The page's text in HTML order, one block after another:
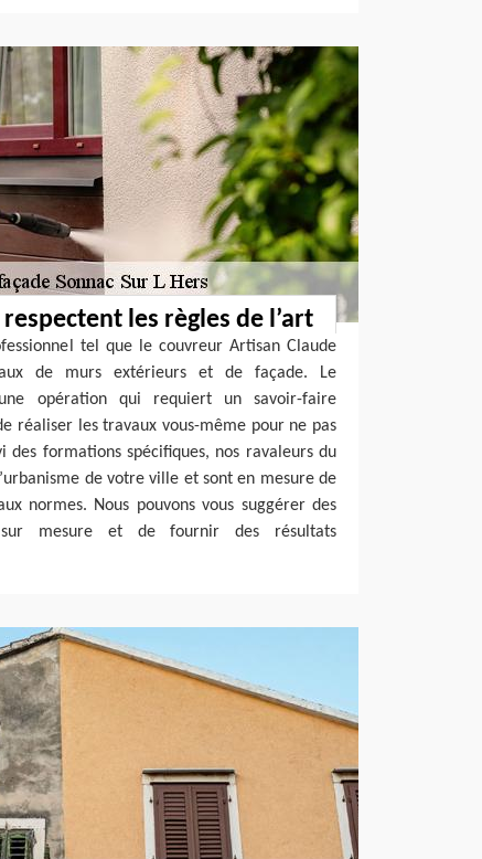
les règles de l’art
tel que le couvreur Artisan Claude
de murs extérieurs et de façade. Le
opération qui requiert un savoir-faire
réaliser les travaux vous-même pour ne pas
des formations spécifiques, nos ravaleurs du
de votre ville et sont en mesure de
normes. Nous pouvons vous suggérer des
mesure et de fournir des résultats